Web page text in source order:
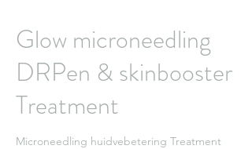
Glow microneedling
DRPen & skinbooster
Treatment
Microneedling huidvebetering Treatment